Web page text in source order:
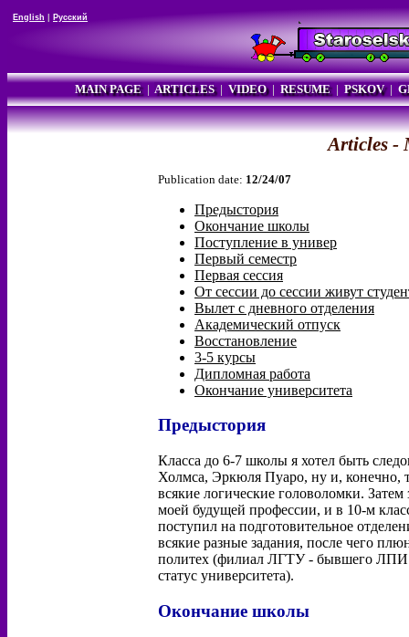
English Русский
MAIN PAGE| ARTICLES| VIDEO| RESUME| PSKOV|
Articles -
Publication date: 12/24/07
Предыстория
Окончание школы
Поступление в универ
Первый семестр
Первая сессия
От сессии до сессии живут
Вылет с дневного отделения
Академический отпуск
Восстановление
3-5 курсы
Дипломная работа
Окончание университета
Предыстория
Класса до 6-7 школы я хотел быть
Холмса, Эркюля Пуаро, ну и, конечно,
всякие логические головоломки.
моей будущей профессии, и в 10-м
поступил на подготовительное
всякие разные задания, после чего
политех (филиал ЛГТУ - бывшего ЛПИ
статус университета).
Окончание школы